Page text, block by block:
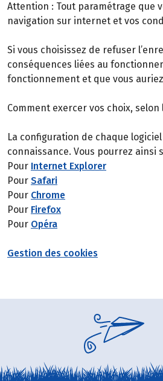
Attention : Tout paramétrage que
navigation sur internet et vos
Si vous choisissez de refuser
conséquences liées au
fonctionnement et que vous
Comment exercer vos choix,
La configuration de chaque
connaissance. Vous pourrez
Pour Internet Explorer
Pour Safari
Pour Chrome
Pour Firefox
Pour Opéra
Gestion des cookies